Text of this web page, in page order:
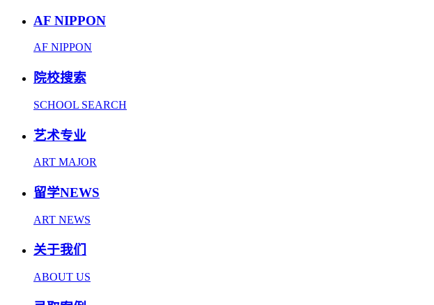
AF NIPPON
AF NIPPON
院校搜索
SCHOOL SEARCH
艺术专业
ART MAJOR
留学NEWS
ART NEWS
关于我们
ABOUT US